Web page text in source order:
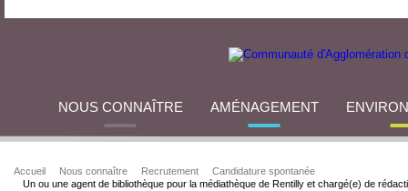
NOUS CONNAÎTRE AMÉNAGEMENT
Accueil Nous connaître Recrutement
Candidature spontanée
Un ou une agent de bibliothèque pour la médiathèque de Rentilly et chargé(e) de